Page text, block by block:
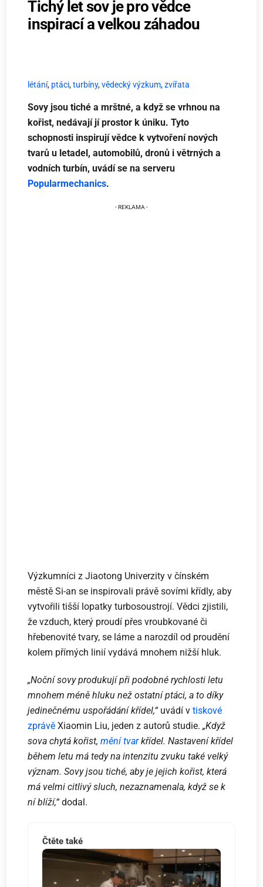
Tichý let sov je pro vědce
inspirací a velkou záhadou
létání, ptáci,turbíny,vědecký výzkum,zvířata
Sovy jsou tiché a mrštné, a když se vrhnou na
kořist, nedávají jí prostor k úniku. Tyto
schopnosti inspirují vědce k vytvoření nových
tvarů u letadel, automobilů, dronů i větrných a
vodních turbín, uvádí se na serveru
Popularmechanics.
Výzkumníci z Jiaotong Univerzity v čínském
městě Si-an se inspirovali právě sovími křídly, aby
vytvořili tišší lopatky turbosoustrojí. Vědci zjistili,
že vzduch, který proudí přes vroubkované či
hřebenovité tvary, se láme a narozdíl od proudění
kolem přímých linií vydává mnohem nižší hluk.
„Noční sovy produkují při podobné rychlosti letu
mnohem méně hluku než ostatní ptáci, a to díky
jedinečnému uspořádání křídel,“uvádí vtiskové
zprávě Xiaomin Liu, jeden z autorů studie.„Když
sova chytá kořist,mění tvarkřídel. Nastavení křídel
během letu má tedy na intenzitu zvuku také velký
význam. Sovy jsou tiché, aby je jejich kořist, která
má velmi citlivý sluch, nezaznamenala, když se k
ní blíží,“dodal.
Čtěte také